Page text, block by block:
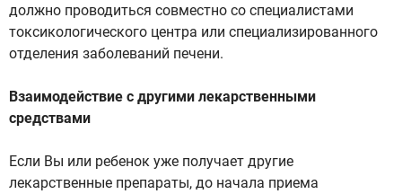
должно проводиться совместно со специалистами
токсикологического центра или специализированного
отделения заболеваний печени.
Взаимодействие с другими лекарственными
средствами
Если Вы или ребенок уже получает другие
лекарственные препараты, до начала приема